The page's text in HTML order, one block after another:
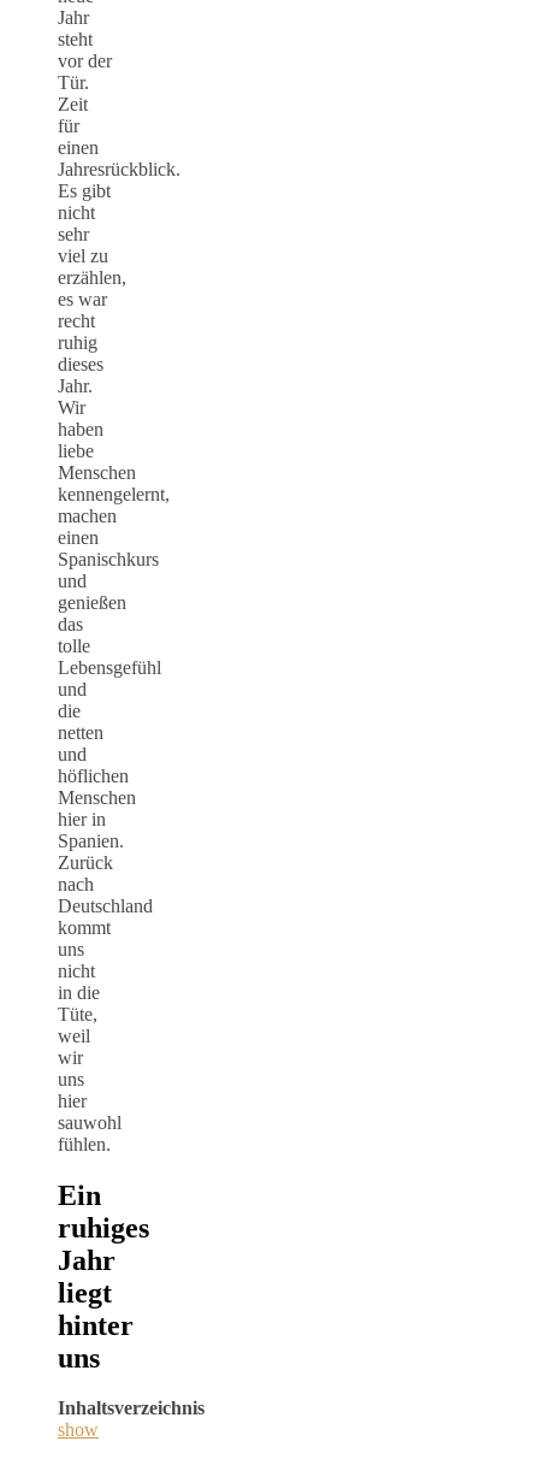
Jahr
steht
vor der
Tür.
Zeit
für
einen
Jahresrückblick.
Es gibt
nicht
sehr
viel zu
erzählen,
es war
recht
ruhig
dieses
Jahr.
Wir
haben
liebe
Menschen
kennengelernt,
machen
einen
Spanischkurs
und
genießen
das
tolle
Lebensgefühl
und
die
netten
und
höflichen
Menschen
hier in
Spanien.
Zurück
nach
Deutschland
kommt
uns
nicht
in die
Tüte,
weil
wir
uns
hier
sauwohl
fühlen.
Ein
ruhiges
Jahr
liegt
hinter
uns
Inhaltsverzeichnis
show